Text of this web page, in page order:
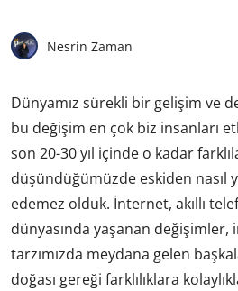
Nesrin Zaman
Dünyamız sürekli bir gelişim ve
bu değişim en çok biz insanları
son 20-30 yıl içinde o kadar
düşündüğümüzde eskiden nasıl
edemez olduk. İnternet, akıllı
dünyasında yaşanan değişimler,
tarzımızda meydana gelen
doğası gereği farklılıklara